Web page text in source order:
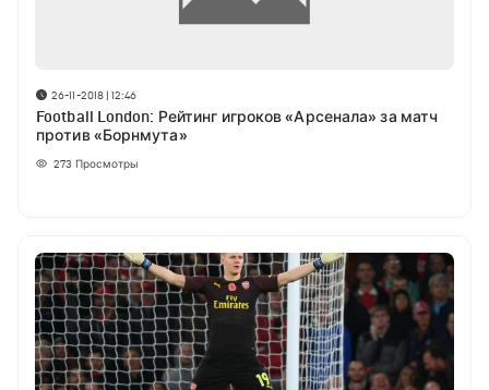
26-11-2018 | 12:46
Football London: Рейтинг игроков «Арсенала» за матч
против «Борнмута»
273 Просмотры